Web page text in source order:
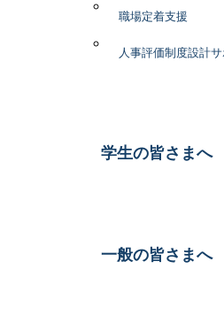
職場定着支援
人事評価制度設計サ
学生の皆さまへ
一般の皆さまへ